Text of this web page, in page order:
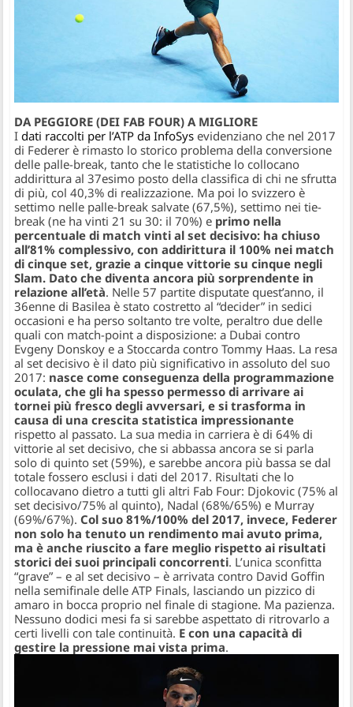
DA PEGGIORE (DEI FAB FOUR) A MIGLIORE
Idati raccolti per l’ATP da InfoSys evidenziano che nel 2017
di Federer è rimasto lo storico problema della conversione
delle palle-break, tanto che le statistiche lo collocano
addirittura al 37esimo posto della classifica di chi ne sfrutta
di più, col 40,3% di realizzazione. Ma poi lo svizzero è
settimo nelle palle-break salvate (67,5%), settimo nei tie-
break (ne ha vinti 21 su 30: il 70%) e primo nella
percentuale di match vinti al set decisivo: ha chiuso
all’81% complessivo, con addirittura il 100% nei match
di cinque set, grazie a cinque vittorie su cinque negli
Slam. Dato che diventa ancora più sorprendente in
relazione all’età. Nelle 57 partite disputate quest’anno, il
36enne di Basilea è stato costretto al “decider” in sedici
occasioni e ha perso soltanto tre volte, peraltro due delle
quali con match-point a disposizione: a Dubai contro
Evgeny Donskoy e a Stoccarda contro Tommy Haas. La resa
al set decisivo è il dato più significativo in assoluto del suo
2017: nasce come conseguenza della programmazione
oculata, che gli ha spesso permesso di arrivare ai
tornei più fresco degli avversari, e si trasforma in
causa di una crescita statistica impressionante
rispetto al passato. La sua media in carriera è di 64% di
vittorie al set decisivo, che si abbassa ancora se si parla
solo di quinto set (59%), e sarebbe ancora più bassa se dal
totale fossero esclusi i dati del 2017. Risultati che lo
collocavano dietro a tutti gli altri Fab Four: Djokovic (75% al
set decisivo/75% al quinto), Nadal (68%/65%) e Murray
(69%/67%).Col suo 81%/100% del 2017, invece, Federer
non solo ha tenuto un rendimento mai avuto prima,
ma è anche riuscito a fare meglio rispetto ai risultati
storici dei suoi principali concorrenti. L’unica sconfitta
“grave” – e al set decisivo – è arrivata contro David Goffin
nella semifinale delle ATP Finals, lasciando un pizzico di
amaro in bocca proprio nel finale di stagione. Ma pazienza.
Nessuno dodici mesi fa si sarebbe aspettato di ritrovarlo a
certi livelli con tale continuità. E con una capacità di
gestire la pressione mai vista prima.